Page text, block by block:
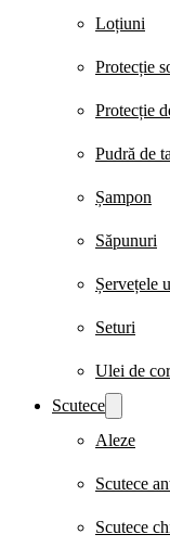
Loțiuni
Protecție
Protecție
Pudră de
Șampon
Săpunuri
Șervețele
Seturi
Ulei de
Scutece
Aleze
Scutece
Scutece